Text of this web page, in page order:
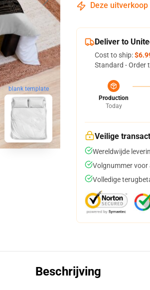
blank template
Deze
Deliver to
Cost to ship:
Standard - Order
Production
Today
Veilige
Wereldwijde
Volgnummer voor
Volledige
Beschrijving